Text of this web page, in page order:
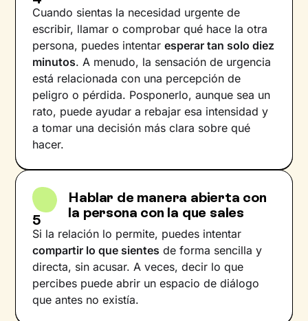
Cuando sientas la necesidad urgente de
escribir, llamar o comprobar qué hace la otra
persona, puedes intentaresperar tan solo diez
minutos. A menudo, la sensación de urgencia
está relacionada con una percepción de
peligro o pérdida. Posponerlo, aunque sea un
rato, puede ayudar a rebajar esa intensidad y
a tomar una decisión más clara sobre qué
hacer.
5
Hablar de manera abierta con
la persona con la que sales
Si la relación lo permite, puedes intentar
compartir lo que sientes de forma sencilla y
directa, sin acusar. A veces, decir lo que
percibes puede abrir un espacio de diálogo
que antes no existía.